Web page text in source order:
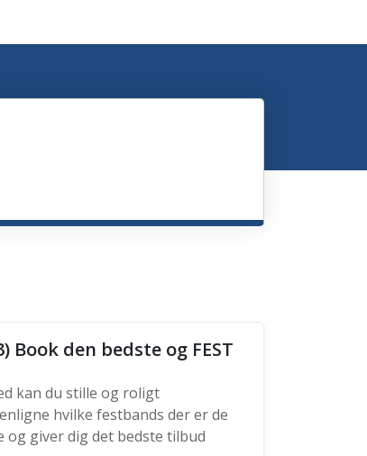
Book den bedste og FEST
kan du stille og roligt
hvilke festbands der er de
og giver dig det bedste tilbud